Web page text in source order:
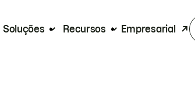
Soluções Recursos Empresarial